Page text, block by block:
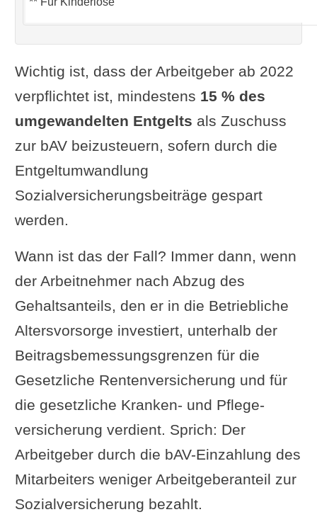
Wichtig ist, dass der Arbeitgeber ab 2022
verpflichtet ist, mindestens 15 % des
umgewandelten Entgelts als Zuschuss
zur bAV beizusteuern, sofern durch die
Entgeltumwandlung
Sozialversicherungsbeiträge gespart
werden.
Wann ist das der Fall? Immer dann, wenn
der Arbeitnehmer nach Abzug des
Gehaltsanteils, den er in die Betriebliche
Altersvorsorge investiert, unter­halb der
Beitrags­bemessungs­grenzen für die
Gesetzliche Renten­versicherung und für
die gesetzliche Kranken- und Pflege­
versicherung verdient. Sprich: Der
Arbeitgeber durch die bAV-Einzahlung des
Mitarbeiters weniger Arbeitgeberanteil zur
Sozialversicherung bezahlt.